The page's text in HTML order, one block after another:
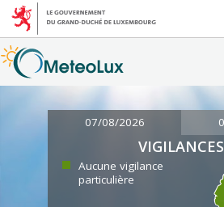
07/08/2026
VIGILANCES
Aucune vigilance
particulière